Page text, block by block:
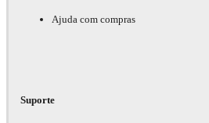
Ajuda com compras
Suporte